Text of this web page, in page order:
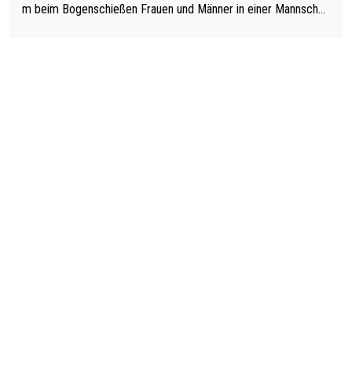
m beim Bogenschießen Frauen und Männer in einer Mannschaf